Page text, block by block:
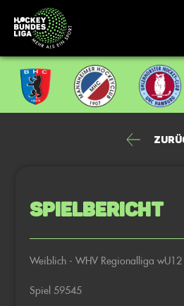
Spielbericht
Weiblich - WHV Regionalliga
Spiel 59545